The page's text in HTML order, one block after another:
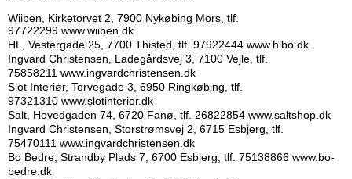
Wiiben, Kirketorvet 2, 7900 Nykøbing Mors, tlf.
97722299 www.wiiben.dk
HL, Vestergade 25, 7700 Thisted, tlf. 97922444 www.hlbo.dk
Ingvard Christensen, Ladegårdsvej 3, 7100 Vejle, tlf.
75858211 www.ingvardchristensen.dk
Slot Interiør, Torvegade 3, 6950 Ringkøbing, tlf.
97321310 www.slotinterior.dk
Salt, Hovedgaden 74, 6720 Fanø, tlf. 26822854 www.saltshop.dk
Ingvard Christensen, Storstrømsvej 2, 6715 Esbjerg, tlf.
75470111 www.ingvardchristensen.dk
Bo Bedre, Strandby Plads 7, 6700 Esbjerg, tlf. 75138866 www.bo-
bedre.dk